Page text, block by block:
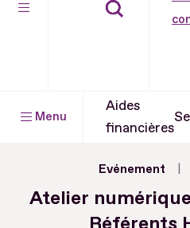
Menu
Aides
financières
Evénement
Atelier
Référents